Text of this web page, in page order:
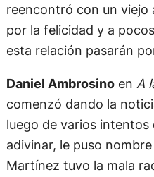
reencontró con un viejo
por la felicidad y a
esta relación pasarán
Daniel Ambrosinoen A
comenzó dando la
luego de varios intentos
adivinar, le puso
Martínez tuvo la mala